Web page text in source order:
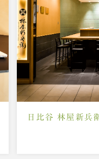
日比谷 林屋新兵衛